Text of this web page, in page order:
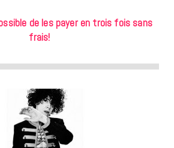
de les payer en trois fois sans
frais!